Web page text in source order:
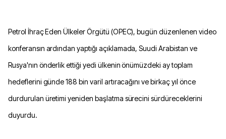
Petrol İhraç Eden Ülkeler Örgütü (OPEC), bugün düzenlenen video
konferansın ardından yaptığı açıklamada, Suudi Arabistan ve
Rusya'nın önderlik ettiği yedi ülkenin önümüzdeki ay toplam
hedeflerini günde 188 bin varil artıracağını ve birkaç yıl önce
durdurulan üretimi yeniden başlatma sürecini sürdüreceklerini
duyurdu.